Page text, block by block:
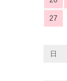
27
日